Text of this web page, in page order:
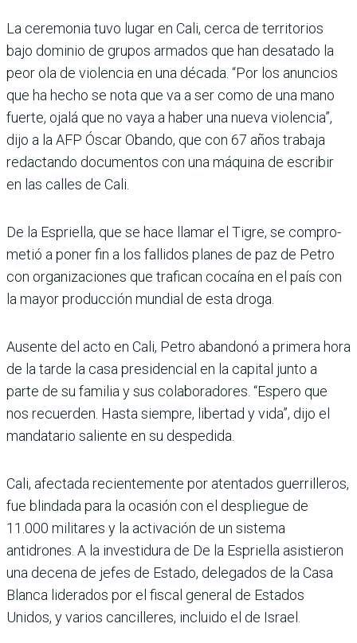
La ceremonia tuvo lugar en Cali, cerca de territorios
bajo dominio de grupos armados que han desatado la
peor ola de violencia en una década. “Por los anuncios
que ha hecho se nota que va a ser como de una mano
fuerte, ojalá que no vaya a haber una nueva violencia”,
dijo a la AFP Óscar Obando, que con 67 años trabaja
redac­tando documentos con una máquina de escribir
en las calles de Cali.
De la Espriella, que se hace llamar el Tigre, se compro­
metió a poner fin a los falli­dos planes de paz de Petro
con organizaciones que tra­fican cocaína en el país con
la mayor producción mundial de esta droga.
Ausente del acto en Cali, Petro abandonó a primera hora
de la tarde la casa pre­sidencial en la capital junto a
parte de su familia y sus cola­boradores. “Espero que
nos recuerden. Hasta siempre, libertad y vida”, dijo el
man­datario saliente en su despe­dida.
Cali, afectada recientemente por atentados guerrilleros,
fue blindada para la ocasión con el despliegue de
11.000 militares y la activación de un sistema
antidrones. A la investidura de De la Esprie­lla asistieron
una decena de jefes de Estado, delegados de la Casa
Blanca liderados por el fiscal general de Estados
Unidos, y varios cancilleres, incluido el de Israel.